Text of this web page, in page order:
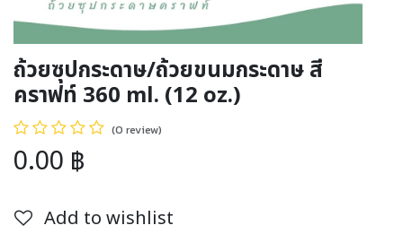
ถ้วยซุปกระดาษ/ถ้วยขนมกระดาษ สี
คราฟท์ 360 ml. (12 oz.)
(0 review)
0.00 ฿
Add to wishlist